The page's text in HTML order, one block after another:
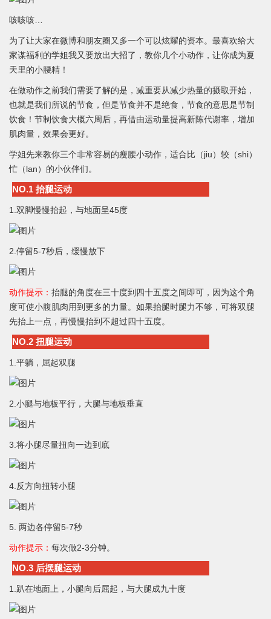
咳咳咳…
为了让大家在微博和朋友圈又多一个可以炫耀的资本。最喜欢给大
家谋福利的学姐我又要放出大招了，教你几个小动作，让你成为夏
天里的小腰精！
在做动作之前我们需要了解的是，减重要从减少热量的摄取开始，
也就是我们所说的节食，但是节食并不是绝食，节食的意思是节制
饮食！节制饮食大概六周后，再借由运动量提高新陈代谢率，增加
肌肉量，效果会更好。
学姐先来教你三个非常容易的瘦腰小动作，适合比（jiu）较（shi）
忙（lan）的小伙伴们。
NO.1 抬腿运动
1.双脚慢慢抬起，与地面呈45度
2.停留5-7秒后，缓慢放下
动作提示： 抬腿的角度在三十度到四十五度之间即可，因为这个角
度可使小腹肌肉用到更多的力量。如果抬腿时腿力不够，可将双腿
先抬上一点，再慢慢抬到不超过四十五度。
NO.2 扭腿运动
1.平躺，屈起双腿
2.小腿与地板平行，大腿与地板垂直
3.将小腿尽量扭向一边到底
4.反方向扭转小腿
5. 两边各停留5-7秒
动作提示： 每次做2-3分钟。
NO.3 后摆腿运动
1.趴在地面上，小腿向后屈起，与大腿成九十度